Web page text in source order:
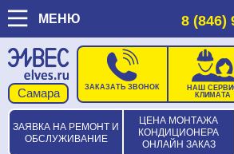
МЕНЮ 8 (846)
ЗАЯВКА НА РЕМОНТ И
ОБСЛУЖИВАНИЕ
ЦЕНА МОНТАЖА
КОНДИЦИОНЕРА
ОНЛАЙН ЗАКАЗ
ЗАКАЗАТЬ ЗВОНОК
НАШ
КЛИМАТА